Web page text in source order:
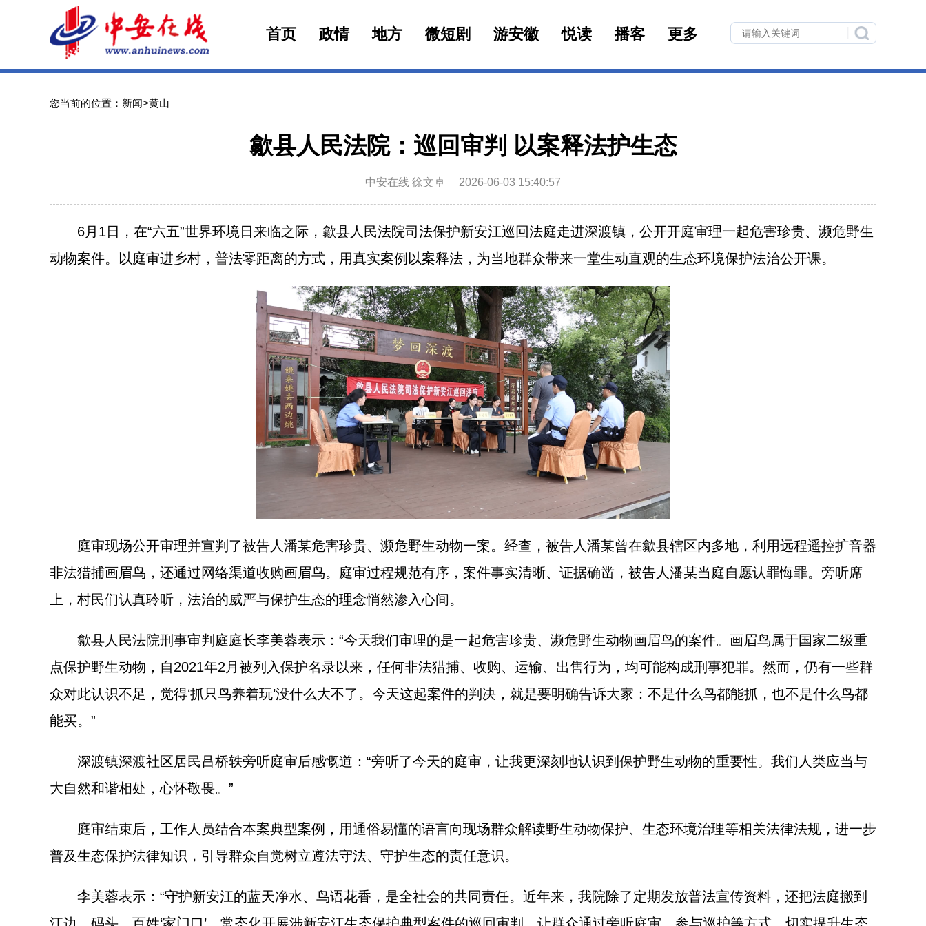
首页 政情 地方 微短剧 游安徽 悦读 播客 更多
您当前的位置：新闻>黄山
歙县人民法院：巡回审判 以案释法护生态
中安在线 徐文卓 2026-06-03 15:40:57
6月1日，在“六五”世界环境日来临之际，歙县人民法院司法保护新安江巡回法庭走进深渡镇，公开开庭审理一起危害珍贵、濒危野生
动物案件。以庭审进乡村，普法零距离的方式，用真实案例以案释法，为当地群众带来一堂生动直观的生态环境保护法治公开课。
庭审现场公开审理并宣判了被告人潘某危害珍贵、濒危野生动物一案。经查，被告人潘某曾在歙县辖区内多地，利用远程遥控扩音器
非法猎捕画眉鸟，还通过网络渠道收购画眉鸟。庭审过程规范有序，案件事实清晰、证据确凿，被告人潘某当庭自愿认罪悔罪。旁听席
上，村民们认真聆听，法治的威严与保护生态的理念悄然渗入心间。
歙县人民法院刑事审判庭庭长李美蓉表示：“今天我们审理的是一起危害珍贵、濒危野生动物画眉鸟的案件。画眉鸟属于国家二级重
点保护野生动物，自2021年2月被列入保护名录以来，任何非法猎捕、收购、运输、出售行为，均可能构成刑事犯罪。然而，仍有一些群
众对此认识不足，觉得‘抓只鸟养着玩’没什么大不了。今天这起案件的判决，就是要明确告诉大家：不是什么鸟都能抓，也不是什么鸟都
能买。”
深渡镇深渡社区居民吕桥轶旁听庭审后感慨道：“旁听了今天的庭审，让我更深刻地认识到保护野生动物的重要性。我们人类应当与
大自然和谐相处，心怀敬畏。”
庭审结束后，工作人员结合本案典型案例，用通俗易懂的语言向现场群众解读野生动物保护、生态环境治理等相关法律法规，进一步
普及生态保护法律知识，引导群众自觉树立遵法守法、守护生态的责任意识。
李美蓉表示：“守护新安江的蓝天净水、鸟语花香，是全社会的共同责任。近年来，我院除了定期发放普法宣传资料，还把法庭搬到